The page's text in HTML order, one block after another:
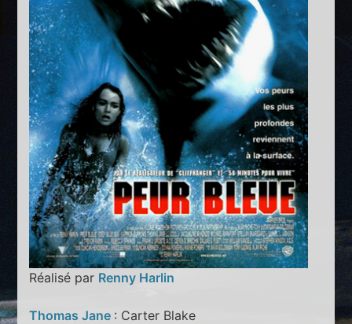
Réalisé par Renny Harlin
Thomas Jane : Carter Blake